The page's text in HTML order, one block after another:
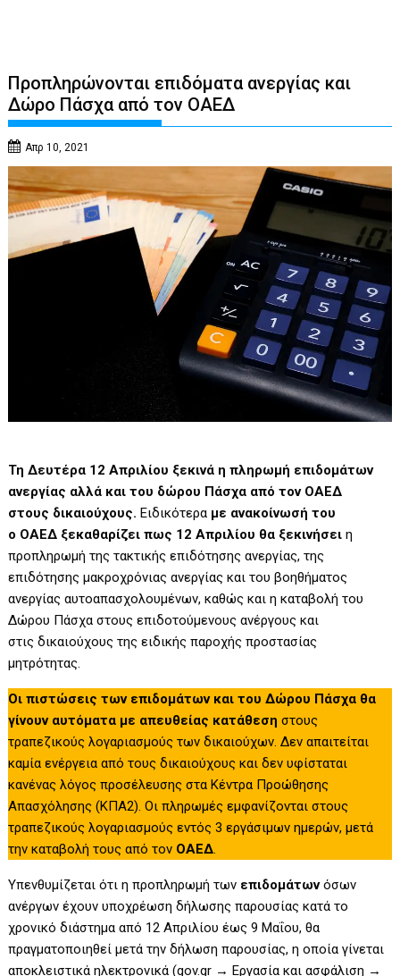
Προπληρώνονται επιδόματα ανεργίας και
Δώρο Πάσχα από τον ΟΑΕΔ
Απρ 10, 2021
Τη Δευτέρα 12 Απριλίου ξεκινά η πληρωμή επιδομάτων
ανεργίας αλλά και του δώρου Πάσχα από τον ΟΑΕΔ
στους δικαιούχους.Ειδικότερα με ανακοίνωσή του
ο ΟΑΕΔ ξεκαθαρίζει πως 12 Απριλίου θα ξεκινήσειη
προπληρωμή της τακτικής επιδότησης ανεργίας, της
επιδότησης μακροχρόνιας ανεργίας και του βοηθήματος
ανεργίας αυτοαπασχολουμένων, καθώς και η καταβολή του
Δώρου Πάσχα στους επιδοτούμενους ανέργους και
στις δικαιούχους της ειδικής παροχής προστασίας
μητρότητας.
Οι πιστώσεις των επιδομάτων και του Δώρου Πάσχα θα
γίνουν αυτόματα με απευθείας κατάθεση στους
τραπεζικούς λογαριασμούς των δικαιούχων. Δεν απαιτείται
καμία ενέργεια από τους δικαιούχους και δεν υφίσταται
κανένας λόγος προσέλευσης στα Κέντρα Προώθησης
Απασχόλησης (ΚΠΑ2). Οι πληρωμές εμφανίζονται στους
τραπεζικούς λογαριασμούς εντός 3 εργάσιμων ημερών, μετά
την καταβολή τους από τον ΟΑΕΔ
Υπενθυμίζεται ότι η προπληρωμή των επιδομάτωνόσων
ανέργων έχουν υποχρέωση δήλωσης παρουσίας κατά το
χρονικό διάστημα από 12 Απριλίου έως 9 Μαΐου, θα
πραγματοποιηθεί μετά την δήλωση παρουσίας, η οποία γίνεται
αποκλειστικά ηλεκτρονικά (gov.gr → Εργασία και ασφάλιση →